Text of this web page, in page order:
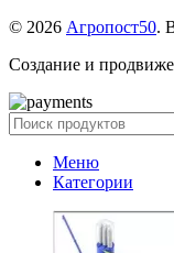
© 2026 Агропост50.
Создание и
Меню
Категории